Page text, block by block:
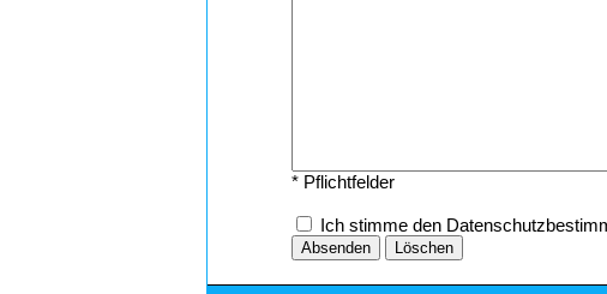
* Pflichtfelder
Ich stimme den